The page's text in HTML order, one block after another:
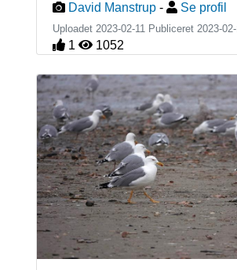
David Manstrup - Se profil
Uploadet 2023-02-11 Publiceret 2023-
1 1052